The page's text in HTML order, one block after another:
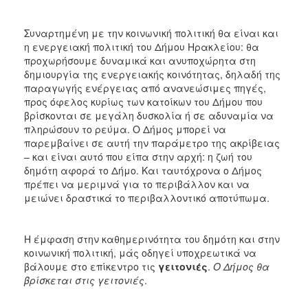
Συναρτημένη με την κοινωνική πολιτική θα είναι και
η ενεργειακή πολιτική του Δήμου Ηρακλείου: θα
προχωρήσουμε δυναμικά και ανυποχώρητα στη
δημιουργία της ενεργειακής κοινότητας, δηλαδή της
παραγωγής ενέργειας από ανανεώσιμες πηγές,
προς όφελος κυρίως των κατοίκων του Δήμου που
βρίσκονται σε μεγάλη δυσκολία ή σε αδυναμία να
πληρώσουν το ρεύμα. Ο Δήμος μπορεί να
παρεμβαίνει σε αυτή την παράμετρο της ακρίβειας
– και είναι αυτό που είπα στην αρχή: η ζωή του
δημότη αφορά το Δήμο. Και ταυτόχρονα ο Δήμος
πρέπει να μεριμνά για το περιβάλλον και να
μειώνει δραστικά το περιβαλλοντικό αποτύπωμα.
H έμφαση στην καθημερινότητα του δημότη και στην
κοινωνική πολιτική, μάς οδηγεί υποχρεωτικά να
βάλουμε στο επίκεντρο τις γειτονιές. Ο Δήμος θα
βρίσκεται στις γειτονιές.